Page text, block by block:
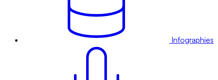
Infographies